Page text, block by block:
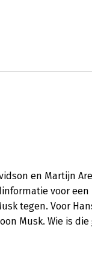
en Martijn
voor een
tegen. Voor
Musk. Wie is